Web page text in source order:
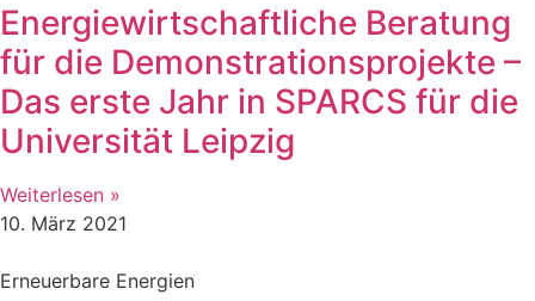
Energiewirtschaftliche Beratung
für die Demonstrationsprojekte –
Das erste Jahr in SPARCS für die
Universität Leipzig
Weiterlesen »
10. März 2021
Erneuerbare Energien